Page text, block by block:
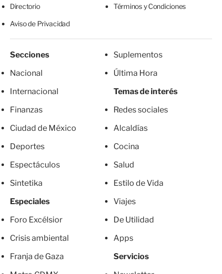
Directorio Términos y Condiciones
Aviso de Privacidad
Secciones
Nacional
Internacional
Finanzas
Ciudad de México
Deportes
Espectáculos
Sintetika
Especiales
Foro Excélsior
Crisis ambiental
Franja de Gaza
Suplementos
Última Hora
Temas de interés
Redes sociales
Alcaldías
Cocina
Salud
Estilo de Vida
Viajes
De Utilidad
Apps
Servicios